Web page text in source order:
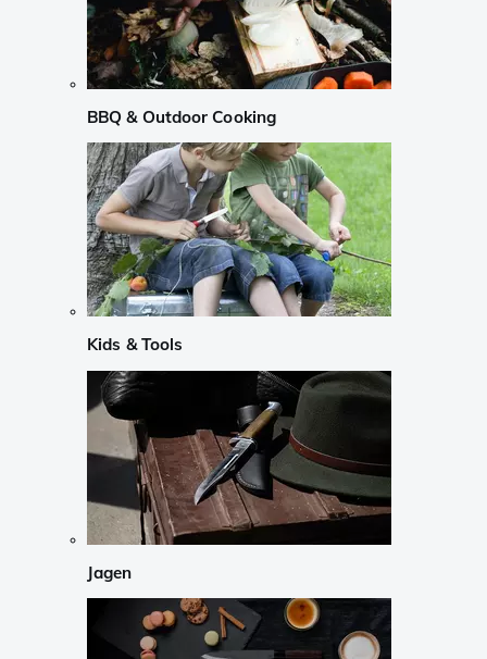
BBQ & Outdoor Cooking
Kids & Tools
Jagen